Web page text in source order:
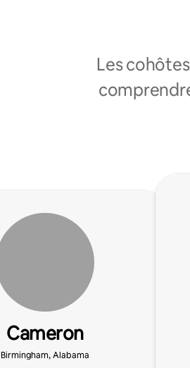
Les
Cameron
Birmingham, Alabama